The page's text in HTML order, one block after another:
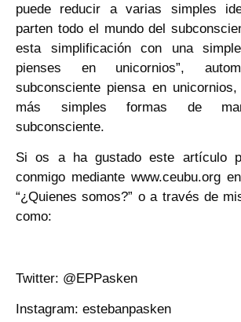
puede reducir a varias simples
parten todo el mundo del
esta simplificación con una
pienses en unicornios”,
subconsciente piensa en
más simples formas de
subconsciente.
Si os a ha gustado este artículo
conmigo mediante www.ceubu.org
“¿Quienes somos?” o a través de
como:
Twitter: @EPPasken
Instagram: estebanpasken